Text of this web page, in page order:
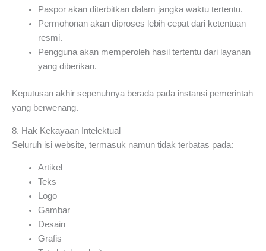
Paspor akan diterbitkan dalam jangka waktu tertentu.
Permohonan akan diproses lebih cepat dari ketentuan
resmi.
Pengguna akan memperoleh hasil tertentu dari layanan
yang diberikan.
Keputusan akhir sepenuhnya berada pada instansi pemerintah
yang berwenang.
8. Hak Kekayaan Intelektual
Seluruh isi website, termasuk namun tidak terbatas pada:
Artikel
Teks
Logo
Gambar
Desain
Grafis